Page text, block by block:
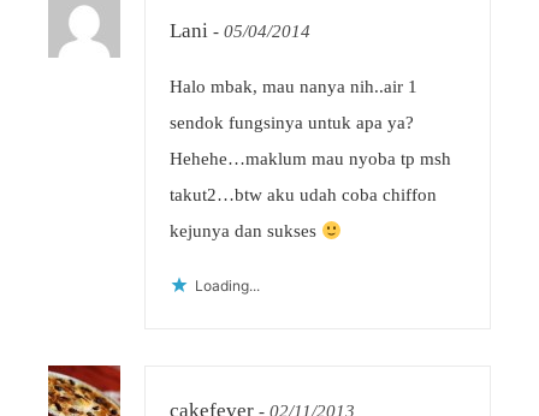
Lani - 05/04/2014
Halo mbak, mau nanya nih..air 1
sendok fungsinya untuk apa ya?
Hehehe…maklum mau nyoba tp msh
takut2…btw aku udah coba chiffon
kejunya dan sukses
Loading...
cakefever - 02/11/2013